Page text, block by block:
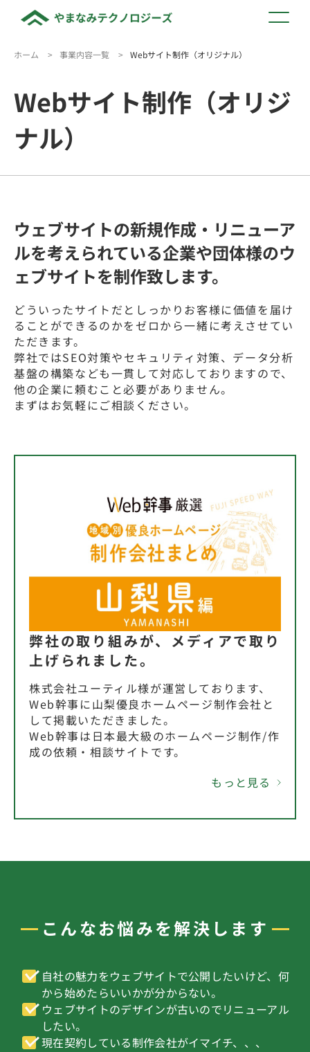
ホーム > 事業内容一覧 > Webサイト制作（オリジナル）
Webサイト制作（オリジ
ナル）
ウェブサイトの新規作成・リニューア
ルを考えられている企業や団体様のウ
ェブサイトを制作致します。
どういったサイトだとしっかりお客様に価値を届け
ることができるのかをゼロから一緒に考えさせてい
ただきます。
弊社ではSEO対策やセキュリティ対策、データ分析
基盤の構築なども一貫して対応しておりますので、
他の企業に頼むこと必要がありません。
まずはお気軽にご相談ください。
弊社の取り組みが、メディアで取り
上げられました。
株式会社ユーティル様が運営しております、
Web幹事に山梨優良ホームページ制作会社と
して掲載いただきました。
Web幹事は日本最大級のホームページ制作/作
成の依頼・相談サイトです。
もっと見る
こんなお悩みを解決します
自社の魅力をウェブサイトで公開したいけど、何
から始めたらいいかが分からない。
ウェブサイトのデザインが古いのでリニューアル
したい。
現在契約している制作会社がイマイチ、、、